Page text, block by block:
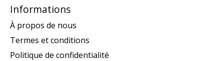
Informations
À propos de nous
Termes et conditions
Politique de confidentialité